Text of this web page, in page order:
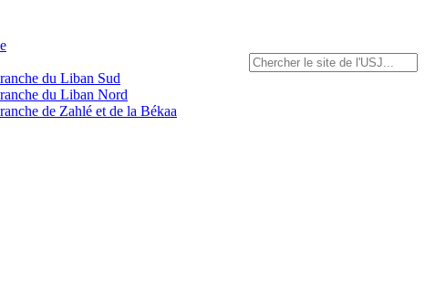
du Liban Sud
du Liban Nord
de Zahlé et de la Békaa